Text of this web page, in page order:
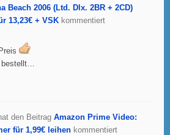
Beach 2006 (Ltd. Dlx. 2BR + 2CD)
13,23€ + VSK kommentiert
bestellt…
den Beitrag Amazon Prime Video:
für 1,99€ leihen kommentiert